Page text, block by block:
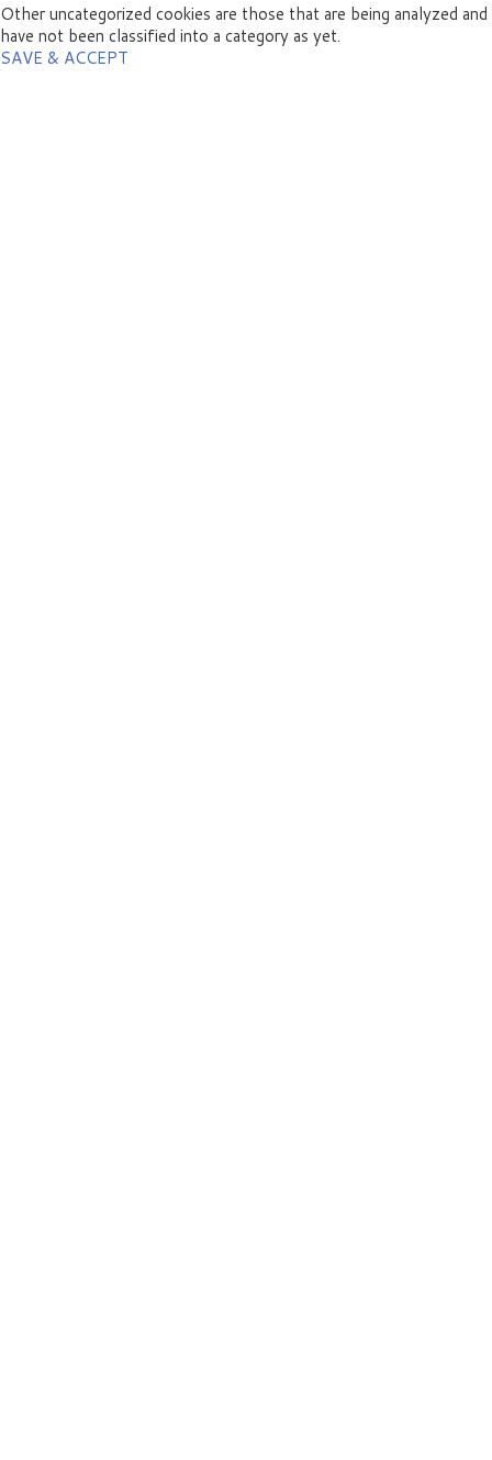
Other uncategorized cookies are those that are being analyzed and
have not been classified into a category as yet.
SAVE & ACCEPT